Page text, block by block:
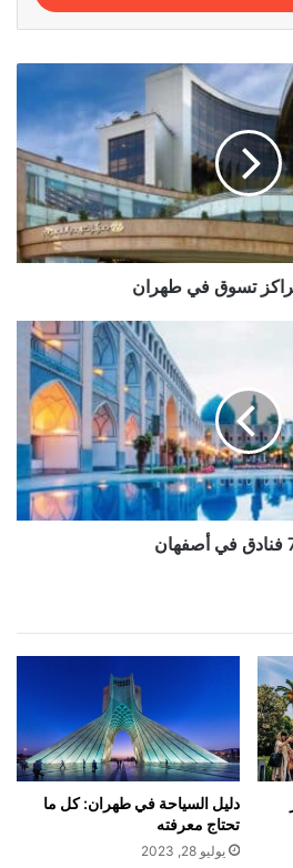
دليل السياحة في طهران: كل ما
تحتاج معرفته
يوليو 28, 2023